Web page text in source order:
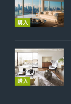
購入
購入